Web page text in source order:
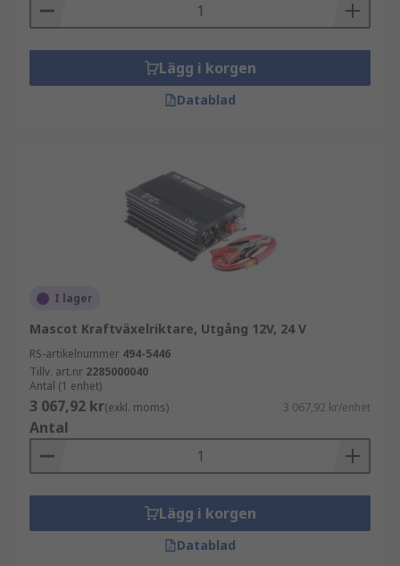
Lägg i korgen
Datablad
I lager
Mascot Kraftväxelriktare, Utgång 12V, 24 V
RS-artikelnummer 494-5446
Tillv. art.nr 2285000040
Antal (1 enhet)
3 067,92 kr(exkl. moms) 3 067,92 kr/enhet
Antal
Lägg i korgen
Datablad